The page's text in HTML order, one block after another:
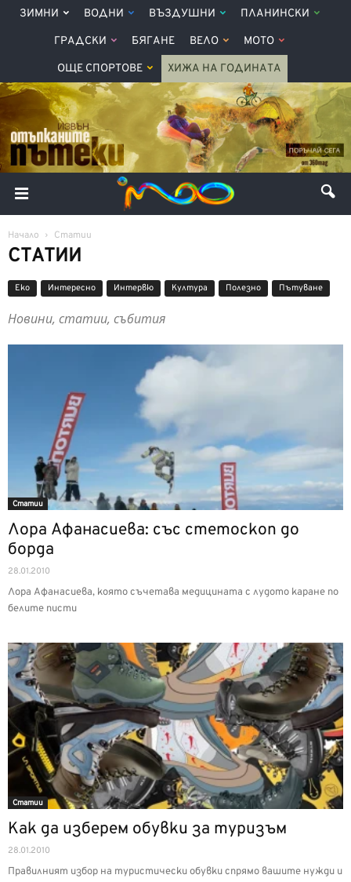
ЗИМНИ ВОДНИ ВЪЗДУШНИ ПЛАНИНСКИ
ГРАДСКИ БЯГАНЕ ВЕЛО МОТО
ОЩЕ СПОРТОВЕ ХИЖА НА ГОДИНАТА
Начало Статии
СТАТИИ
Еко Интерeсно Интервю Култура Полезно Пътуване
Новини, статии, събития
Статии
Лора Афанасиева: със стетоскоп до
борда
28.01.2010
Лора Афанасиева, която съчетава медицината с лудото каране по
белите писти
Статии
Как да изберем обувки за туризъм
28.01.2010
Правилният избор на туристически обувки спрямо вашите нужди и